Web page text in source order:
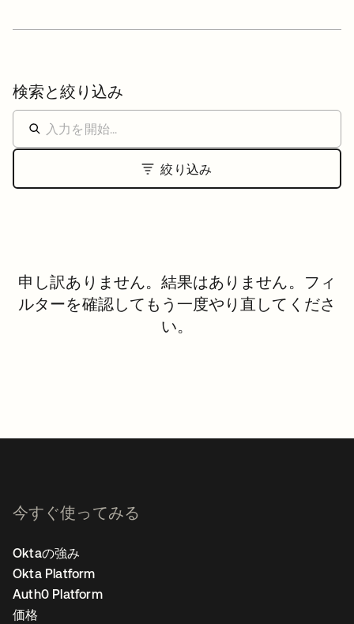
検索と絞り込み
絞り込み
申し訳ありません。結果はありません。フィ
ルターを確認してもう一度やり直してくださ
い。
今すぐ使ってみる
Oktaの強み
Okta Platform
Auth0 Platform
価格